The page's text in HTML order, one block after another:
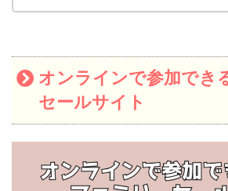
オンラインで参加でき
セールサイト